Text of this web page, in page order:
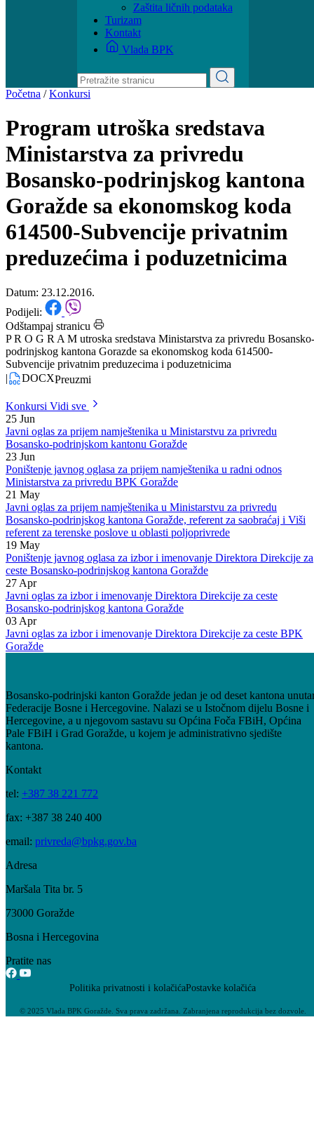
Zahtjevi i obrasci
Legislativa
Budžet
Zaštita ličnih podataka
Turizam
Kontakt
Vlada BPK
Početna/Konkursi
Program utroška sredstava
Ministarstva za privredu
Bosansko-podrinjskog kantona
Goražde sa ekonomskog koda
614500-Subvencije privatnim
preduzećima i poduzetnicima
Datum: 23.12.2016.
Podijeli:
Odštampaj stranicu
P R O G R A M utroska sredstava Ministarstva za privredu Bosansko-
Subvencije privatnim preduzecima i poduzetnicima
|
DOCX
KonkursiVidi sve
25 Jun
Javni oglas za prijem namještenika u Ministarstvu za privredu
Bosansko-podrinjskom kantonu Goražde
23 Jun
Poništenje javnog oglasa za prijem namještenika u radni odnos
Ministarstva za privredu BPK Goražde
21 May
Javni oglas za prijem namještenika u Ministarstvu za privredu
Bosansko-podrinjskog kantona Goražde, referent za saobraćaj i Viši
referent za terenske poslove u oblasti poljoprivrede
19 May
Poništenje javnog oglasa za izbor i imenovanje Direktora Direkcije za
ceste Bosansko-podrinjskog kantona Goražde
27 Apr
Javni oglas za izbor i imenovanje Direktora Direkcije za ceste
Bosansko-podrinjskog kantona Goražde